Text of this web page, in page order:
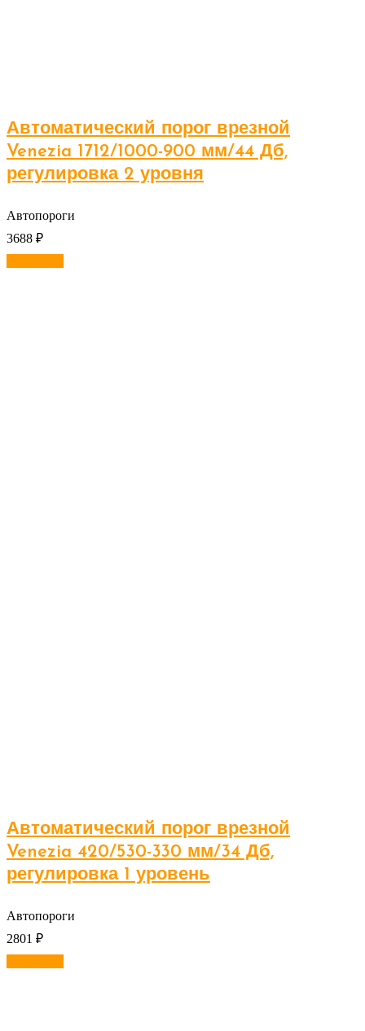
Автоматический порог врезной
Venezia 1712/1000-900 мм/44 Дб,
регулировка 2 уровня
Автопороги
3688 ₽
Автоматический порог врезной
Venezia 420/530-330 мм/34 Дб,
регулировка 1 уровень
Автопороги
2801 ₽